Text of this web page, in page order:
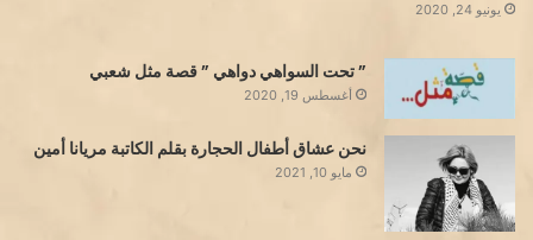
يونيو 24, 2020
” تحت السواهي دواهي ” قصة مثل شعبي
أغسطس 19, 2020
نحن عشاق أطفال الحجارة بقلم الكاتبة مريانا أمين
مايو 10, 2021